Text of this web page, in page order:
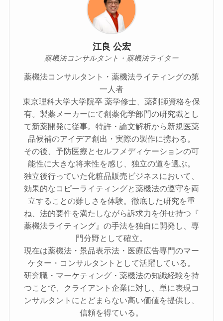
江良 公宏
薬機法コンサルタント・薬機法ライター
薬機法コンサルタント・薬機法ライティングの第
一人者
東京理科大学大学院卒 薬学修士、薬剤師資格を保
有。製薬メーカーにて創薬化学部門の研究職とし
て新薬開発に従事。特許・論文解析から新規医薬
品候補のアイデア創出・実際の製作に携わる。
その後、予防医療とセルフメディケーションの可
能性に大きな将来性を感じ、独立の道を選ぶ。
独立後行っていた化粧品販売ビジネスにおいて、
効果的なコピーライティングと薬機法の遵守を両
立することの難しさを体験。徹底した研究を重
ね、法的要件を満たしながら訴求力を併せ持つ『
薬機法ライティング』の手法を独自に開発し、専
門分野として確立。
現在は薬機法・景品表示法・医療広告専門のマー
ケター・コンサルタントとして活躍している。
研究職・マーケティング・薬機法の知識経験を持
つことで、クライアント企業に対し、単に表現コ
ンサルタントにとどまらない高い価値を提供し、
信頼を得ている。